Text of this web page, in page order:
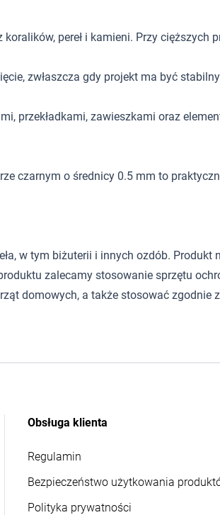
pereł i kamieni. Przy
zwłaszcza gdy projekt ma być
przekładkami, zawieszkami oraz
czarnym o średnicy 0.5 mm to
w tym biżuterii i innych ozdób.
zalecamy stosowanie sprzętu
domowych, a także stosować zgodnie
Obsługa klienta
Regulamin
Bezpieczeństwo użytkowania
Polityka prywatności